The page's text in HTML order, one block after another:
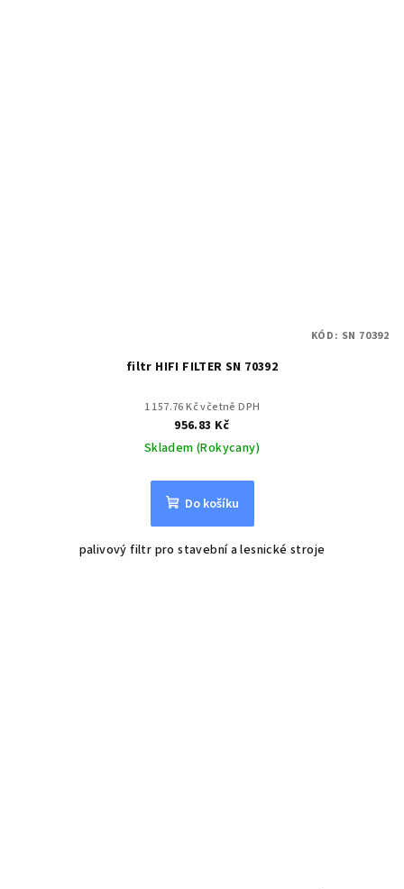
filtr HIFI FILTER SN 70392
1 157.76 Kč včetně DPH
956.83 Kč
Skladem (Rokycany)
Do košíku
palivový filtr pro stavební a lesnické stroje
KÓD: SN 70392